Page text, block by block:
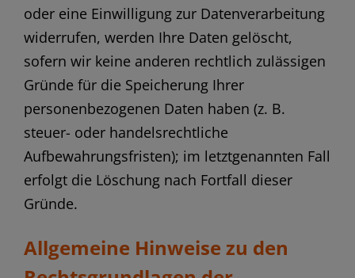
oder eine Einwilligung zur Datenverarbeitung
widerrufen, werden Ihre Daten gelöscht,
sofern wir keine anderen rechtlich zulässigen
Gründe für die Speicherung Ihrer
personenbezogenen Daten haben (z. B.
steuer- oder handelsrechtliche
Aufbewahrungsfristen); im letztgenannten Fall
erfolgt die Löschung nach Fortfall dieser
Gründe.
Allgemeine Hinweise zu den